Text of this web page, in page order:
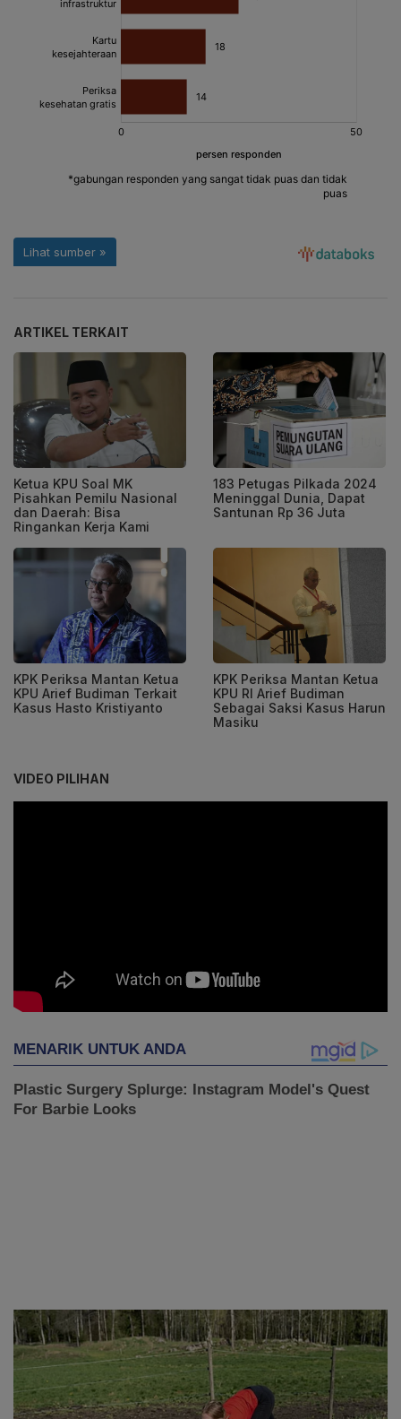
ARTIKEL TERKAIT
Ketua KPU Soal MK
Pisahkan Pemilu Nasional
dan Daerah: Bisa
Ringankan Kerja Kami
183 Petugas Pilkada 2024
Meninggal Dunia, Dapat
Santunan Rp 36 Juta
KPK Periksa Mantan Ketua
KPU Arief Budiman Terkait
Kasus Hasto Kristiyanto
KPK Periksa Mantan Ketua
KPU RI Arief Budiman
Sebagai Saksi Kasus Harun
Masiku
VIDEO PILIHAN